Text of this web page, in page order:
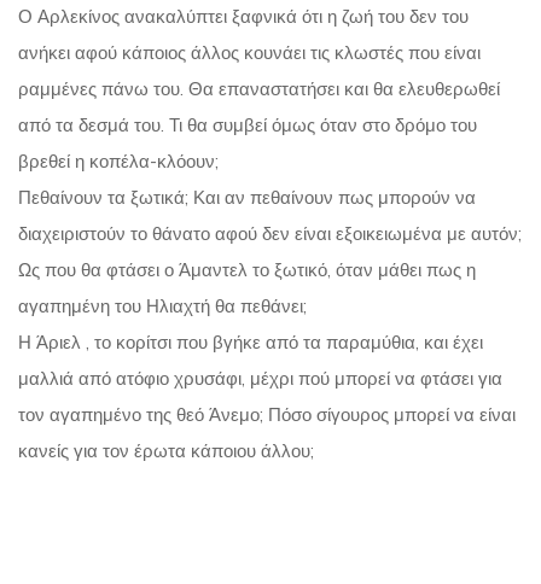
Ο Αρλεκίνος ανακαλύπτει ξαφνικά ότι η ζωή του δεν του
ανήκει αφού κάποιος άλλος κουνάει τις κλωστές που είναι
ραμμένες πάνω του. Θα επαναστατήσει και θα ελευθερωθεί
από τα δεσμά του. Τι θα συμβεί όμως όταν στο δρόμο του
βρεθεί η κοπέλα-κλόουν;
Πεθαίνουν τα ξωτικά; Και αν πεθαίνουν πως μπορούν να
διαχειριστούν το θάνατο αφού δεν είναι εξοικειωμένα με αυτόν;
Ως που θα φτάσει ο Άμαντελ το ξωτικό, όταν μάθει πως η
αγαπημένη του Ηλιαχτή θα πεθάνει;
Η Άριελ , το κορίτσι που βγήκε από τα παραμύθια, και έχει
μαλλιά από ατόφιο χρυσάφι, μέχρι πού μπορεί να φτάσει για
τον αγαπημένο της θεό Άνεμο; Πόσο σίγουρος μπορεί να είναι
κανείς για τον έρωτα κάποιου άλλου;